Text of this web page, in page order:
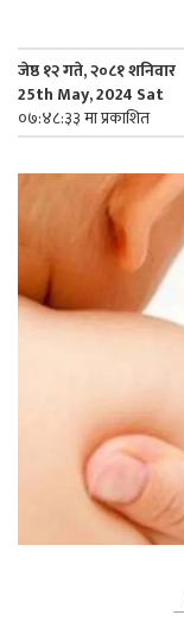
जेष्ठ १२ गते, २०८१ शनिवार
25th May, 2024 Sat
०७:४८:३३ मा प्रकाशित